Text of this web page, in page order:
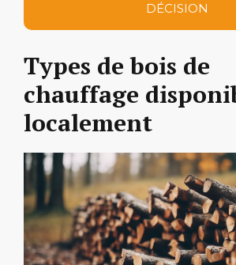
DÉCISION
Types de bois de
chauffage
localement